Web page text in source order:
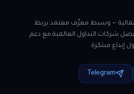
— وسيط معرِّف معتمد يربط
شركات التداول العالمية مع دعم
مبتكرة.
Telegram